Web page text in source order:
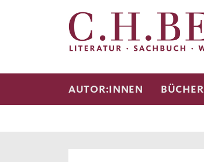
AUTOR:INNEN BÜCHER